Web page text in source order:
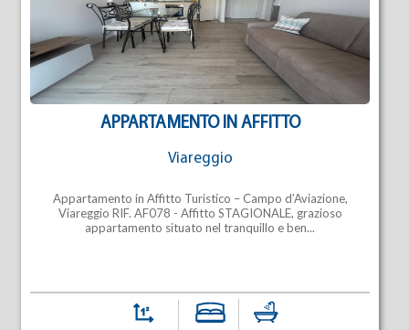
APPARTAMENTO IN AFFITTO
Viareggio
Appartamento in Affitto Turistico – Campo d’Aviazione,
Viareggio RIF. AF078 - Affitto STAGIONALE, grazioso
appartamento situato nel tranquillo e ben...